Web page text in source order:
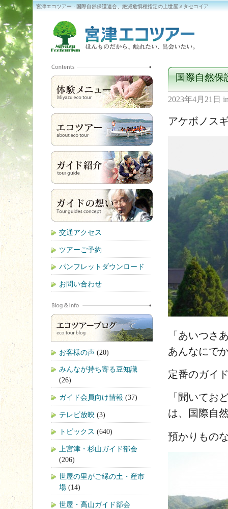
宮津エコツアー · 国際自然保護連合、絶滅危惧種指定の上世屋メタセコイア
国際自然保
2023年4月21日
アケボノス
「あいつさ
あんなにで
定番のガイ
「聞いてお
は、国際自
預かりもの
交通アクセス
ツアーご予約
パンフレットダウンロード
お問い合わせ
お客様の声 (20)
みんなが持ち寄る豆知識
(26)
ガイド会員向け情報 (37)
テレビ放映 (3)
トピックス (640)
上宮津・杉山ガイド部会
(206)
世屋の里がご縁の土・産市
場 (14)
世屋・高山ガイド部会